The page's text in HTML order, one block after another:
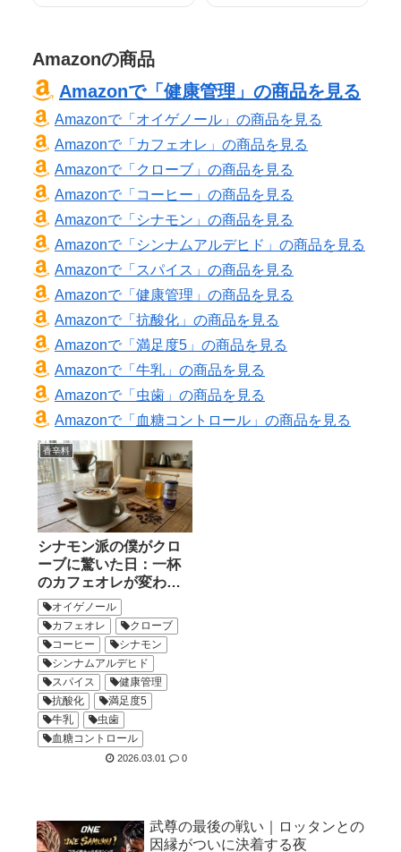
Food, Whole Food 【税込
い 猫給水器 水やり器 いたず
Amazonの商品
Amazonで「健康管理」の商品を見る
Amazonで「オイゲノール」の商品を見る
Amazonで「カフェオレ」の商品を見る
Amazonで「クローブ」の商品を見る
Amazonで「コーヒー」の商品を見る
Amazonで「シナモン」の商品を見る
Amazonで「シンナムアルデヒド」の商品を見る
Amazonで「スパイス」の商品を見る
Amazonで「健康管理」の商品を見る
Amazonで「抗酸化」の商品を見る
Amazonで「満足度5」の商品を見る
Amazonで「牛乳」の商品を見る
Amazonで「虫歯」の商品を見る
Amazonで「血糖コントロール」の商品を見る
香辛料
シナモン派の僕がクロ
ーブに驚いた日：一杯
のカフェオレが変わっ
た瞬間
オイゲノール
カフェオレ
クローブ
コーヒー
シナモン
シンナムアルデヒド
スパイス
健康管理
抗酸化
満足度5
牛乳
虫歯
血糖コントロール
2026.03.01 0
武尊の最後の戦い｜ロッタンとの
因縁がついに決着する夜